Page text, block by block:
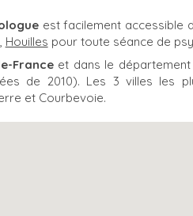
est facilement accessible
, Houilles pour toute séance de
Franceet dans le département
de 2010). Les 3 villes les
et Courbevoie.